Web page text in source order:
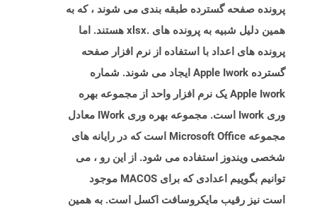
پرونده صفحه گسترده طبقه بندی می شوند ، که به
همین دلیل شبیه به پرونده های .xlsx هستند. اما
پرونده های اعداد با استفاده از نرم افزار صفحه
گسترده Apple Iwork ایجاد می شوند. شماره
Apple Iwork یک نرم افزار واحد از مجموعه بهره
وری Iwork است. مجموعه بهره وری IWork معادل
مجموعه Microsoft Office است که در رایانه های
شخصی ویندوز استفاده می شود. از این رو ، می
توانیم بگوییم اعدادی که برای MACOS موجود
است نیز رقیب مایکروسافت اکسل است. به همین